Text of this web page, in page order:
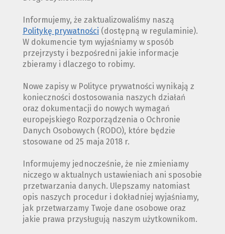
Informujemy, że zaktualizowaliśmy naszą
Politykę prywatności (dostępną w regulaminie).
W dokumencie tym wyjaśniamy w sposób
przejrzysty i bezpośredni jakie informacje
zbieramy i dlaczego to robimy.
Nowe zapisy w Polityce prywatności wynikają z
konieczności dostosowania naszych działań
oraz dokumentacji do nowych wymagań
europejskiego Rozporządzenia o Ochronie
Danych Osobowych (RODO), które będzie
stosowane od 25 maja 2018 r.
Informujemy jednocześnie, że nie zmieniamy
niczego w aktualnych ustawieniach ani sposobie
przetwarzania danych. Ulepszamy natomiast
opis naszych procedur i dokładniej wyjaśniamy,
jak przetwarzamy Twoje dane osobowe oraz
jakie prawa przysługują naszym użytkownikom.